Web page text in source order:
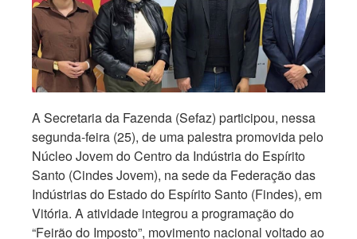
A Secretaria da Fazenda (Sefaz) participou, nessa
segunda-feira (25), de uma palestra promovida pelo
Núcleo Jovem do Centro da Indústria do Espírito
Santo (Cindes Jovem), na sede da Federação das
Indústrias do Estado do Espírito Santo (Findes), em
Vitória. A atividade integrou a programação do
“Feirão do Imposto”, movimento nacional voltado ao